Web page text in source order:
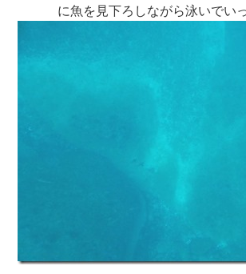
に魚を見下ろしながら泳いでい